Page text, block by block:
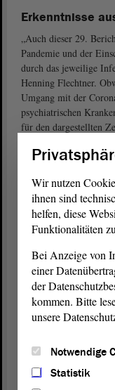
Erkenntnisse
„Auch dieser 29.
Pandemie und der
durch das jeweilige
Henning Flechtner.
Umgang mit der
psychiatrischen
für den dargestellten
Einrichtungen,
Begegnungsstätten
Maßnahmen zur
gewesen.
Neben dem üblichen
Berichten aus den
Bericht einen Beitrag
Versuch eines
auf die Arbeit des 8.
der psychiatrischen
Wir nutzen
ihnen sind
helfen, diese
Funktionalitäten
Bei Anzeige von
einer
der
kommen. Bitte
unsere
Notwendige
Statistik